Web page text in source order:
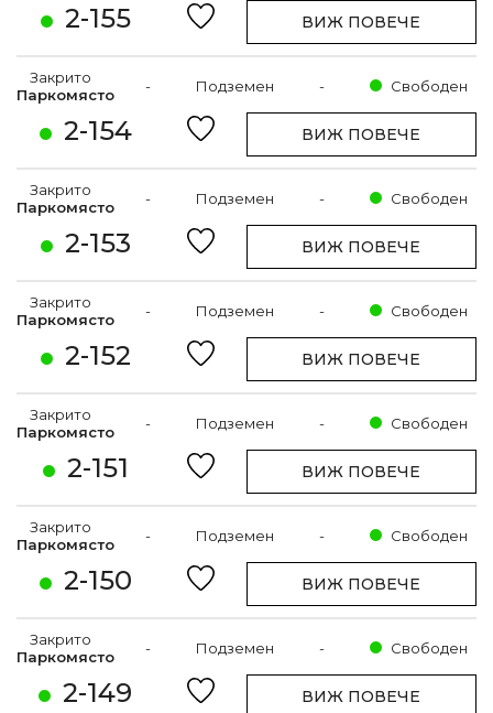
2-155 ВИЖ ПОВЕЧЕ
2-154
Закрито
Паркомясто
- Подземен - Свободен
ВИЖ ПОВЕЧЕ
2-153
Закрито
Паркомясто
- Подземен - Свободен
ВИЖ ПОВЕЧЕ
2-152
Закрито
Паркомясто
- Подземен - Свободен
ВИЖ ПОВЕЧЕ
2-151
Закрито
Паркомясто
- Подземен - Свободен
ВИЖ ПОВЕЧЕ
2-150
Закрито
Паркомясто
- Подземен - Свободен
ВИЖ ПОВЕЧЕ
2-149
Закрито
Паркомясто
- Подземен - Свободен
ВИЖ ПОВЕЧЕ